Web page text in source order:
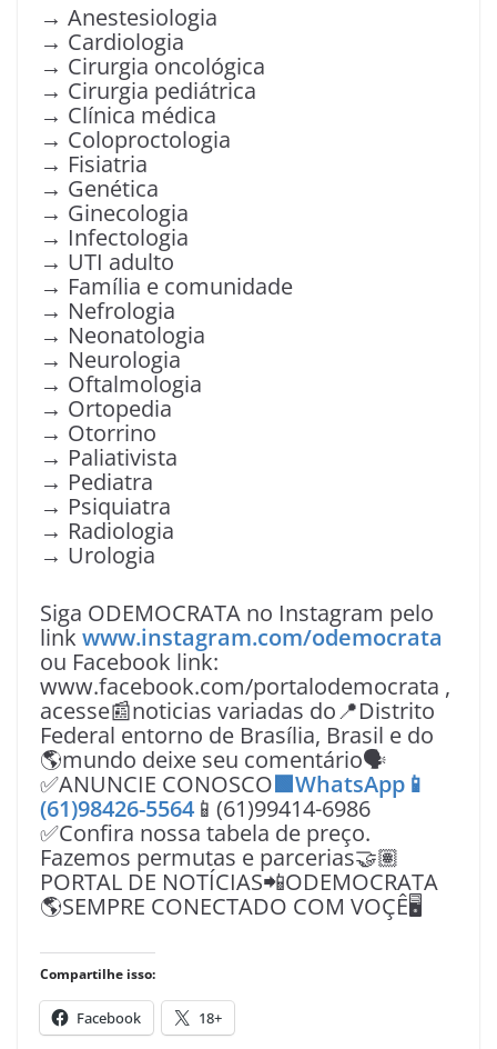
→ Anestesiologia
→ Cardiologia
→ Cirurgia oncológica
→ Cirurgia pediátrica
→ Clínica médica
→ Coloproctologia
→ Fisiatria
→ Genética
→ Ginecologia
→ Infectologia
→ UTI adulto
→ Família e comunidade
→ Nefrologia
→ Neonatologia
→ Neurologia
→ Oftalmologia
→ Ortopedia
→ Otorrino
→ Paliativista
→ Pediatra
→ Psiquiatra
→ Radiologia
→ Urologia
Siga ODEMOCRATA no Instagram pelo
link www.instagram.com/odemocrata
ou Facebook link:
www.facebook.com/portalodemocrata ,
acesse📰noticias variadas do📍Distrito
Federal entorno de Brasília, Brasil e do
🌎mundo deixe seu comentário🗣
✅ANUNCIE CONOSCO🟩WhatsApp📱
(61)98426-5564 📱(61)99414-6986
✅Confira nossa tabela de preço.
Fazemos permutas e parcerias🤝🏽
PORTAL DE NOTÍCIAS📲ODEMOCRATA
🌎SEMPRE CONECTADO COM VOÇÊ🖥️
Compartilhe isso:
Facebook 18+